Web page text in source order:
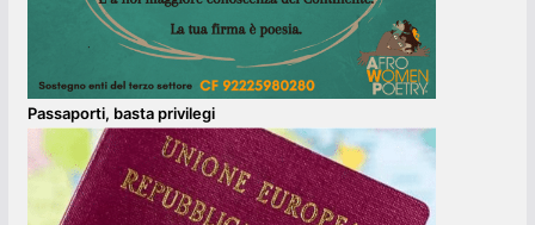
Passaporti, basta privilegi